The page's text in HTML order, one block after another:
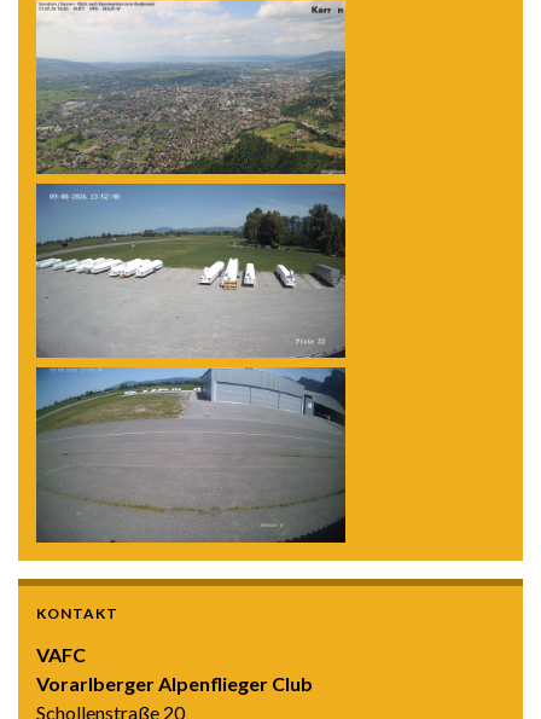
KONTAKT
VAFC
Vorarlberger Alpenflieger Club
Schollenstraße 20